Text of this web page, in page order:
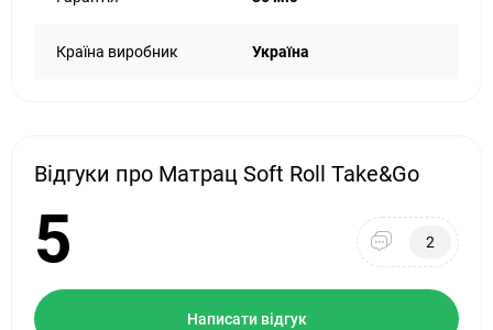
Країна виробник Україна
Відгуки про Матрац Soft Roll Take&Go
5 2
Написати відгук